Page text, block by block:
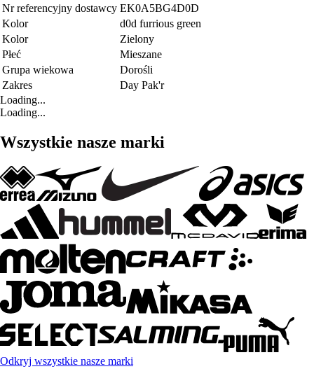
Nr referencyjny dostawcy EK0A5BG4D0D
Kolor
d0d furrious green
Kolor
Zielony
Płeć
Mieszane
Grupa wiekowa
Dorośli
Zakres
Day Pak'r
Loading...
Loading...
Wszystkie nasze marki
Odkryj wszystkie nasze marki